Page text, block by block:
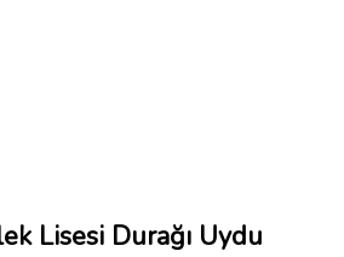
Lisesi Durağı Uydu